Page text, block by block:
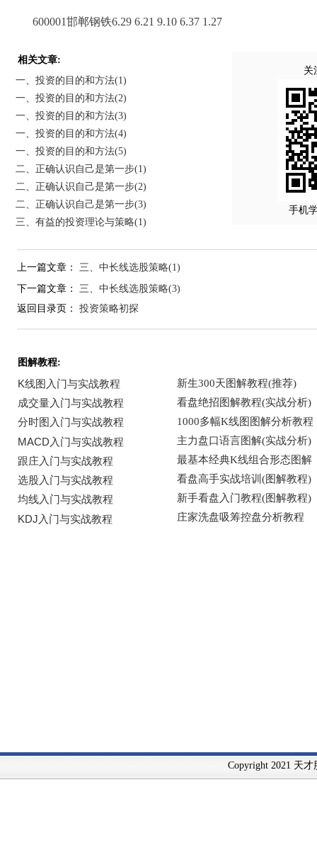
600001邯郸钢铁6.29 6.21 9.10 6.37 1.27
相关文章:
一、投资的目的和方法(1)
一、投资的目的和方法(2)
一、投资的目的和方法(3)
一、投资的目的和方法(4)
一、投资的目的和方法(5)
二、正确认识自己是第一步(1)
二、正确认识自己是第一步(2)
二、正确认识自己是第一步(3)
三、有益的投资理论与策略(1)
关
手机
上一篇文章： 三、中长线选股策略(1)
下一篇文章： 三、中长线选股策略(3)
返回目录页： 投资策略初探
图解教程:
Copyright 2021 天